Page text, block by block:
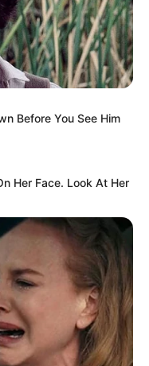
Before You See Him
Her Face. Look At Her